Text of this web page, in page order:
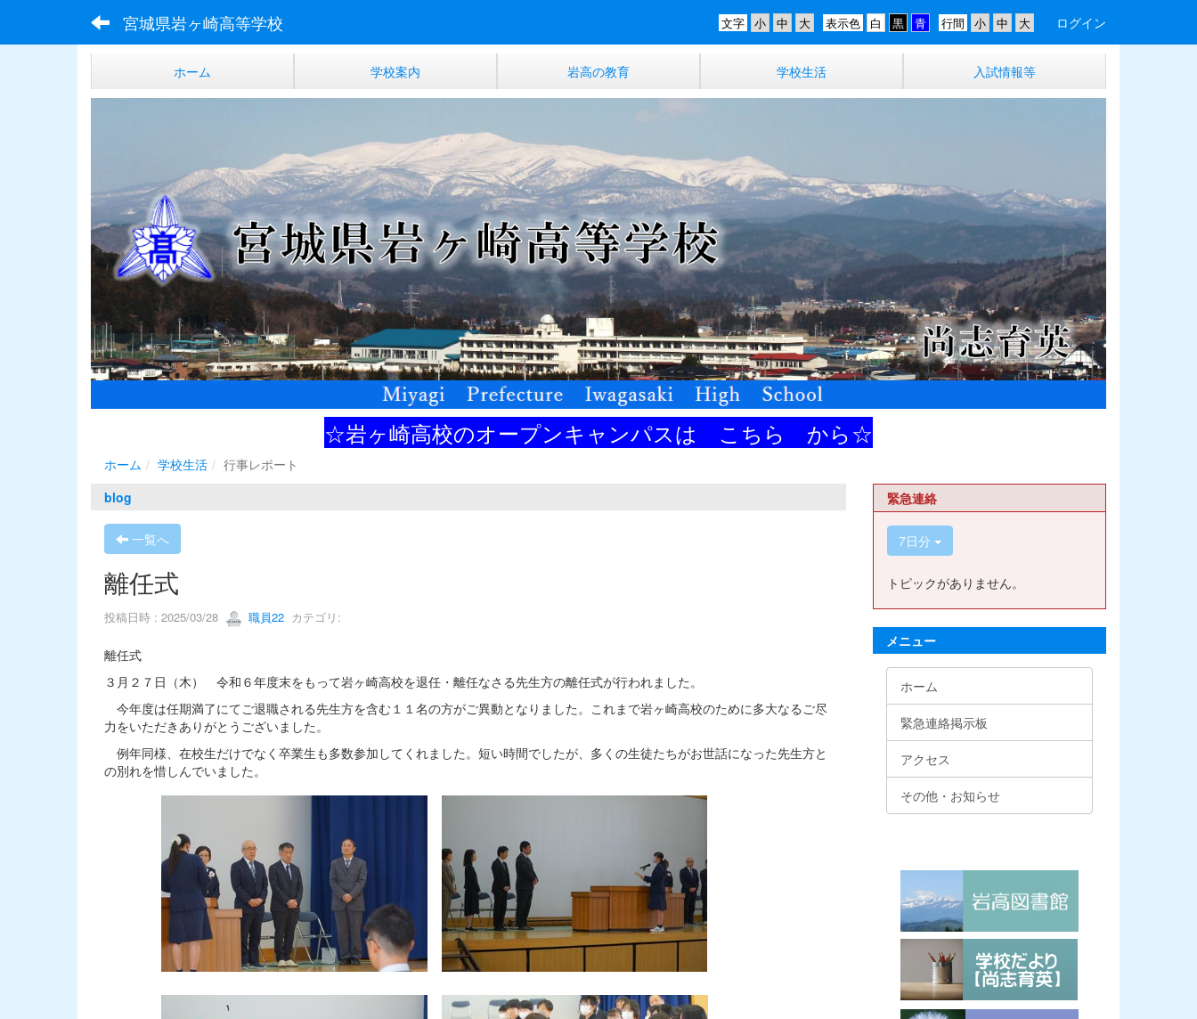
宮城県岩ヶ崎高等学校 行間
表示色
文字 ログイン
ホーム 学校案内 岩高の教育 学校生活 入試情報等
☆岩ヶ崎高校のオープンキャンパスは こちら から☆
ホーム 学校生活
行事レポート
blog
一覧へ
離任式
投稿日時 : 2025/03/28 職員22 カテゴリ:
離任式
３月２７日（木） 令和６年度末をもって岩ヶ崎高校を退任・離任なさる先生方の離任式が行われました。
今年度は任期満了にてご退職される先生方を含む１１名の方がご異動となりました。これまで岩ヶ崎高校のために多大なるご尽
力をいただきありがとうございました。
例年同様、在校生だけでなく卒業生も多数参加してくれました。短い時間でしたが、多くの生徒たちがお世話になった先生方と
の別れを惜しんでいました。
緊急連絡
7日分
トピックがありません。
メニュー
ホーム
緊急連絡掲示板
アクセス
その他・お知らせ